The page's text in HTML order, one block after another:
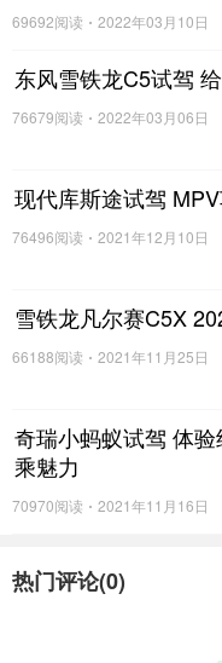
“凯捷大四座,全家
此次活动上,五菱官
新主题。从目前凯捷的
南、华东和中原等经济
身份从“事业奋斗者”延
69692阅读 2022年03月10日
东风雪铁龙C5试驾
76679阅读 2022年03月06日
现代库斯途试驾
76496阅读 2021年12月10日
雪铁龙凡尔赛C5X
66188阅读 2021年11月25日
奇瑞小蚂蚁试驾 体
乘魅力
70970阅读 2021年11月16日
热门评论(0)